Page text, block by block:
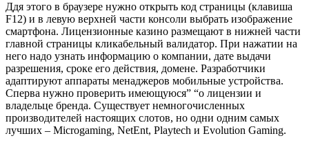
Ддя этого в браузере нужно открыть код страницы (клавиша
F12) и в левую верхней части консоли выбрать изображение
смартфона. Лицензионные казино размещают в нижней части
главной страницы кликабельный валидатор. При нажатии на
него надо узнать информацию о компании, дате выдачи
разрешения, сроке его действия, домене. Разработчики
адаптируют аппараты менаджеров мобильные устройства.
Сперва нужно проверить имеющуюся” “о лицензии и
владельце бренда. Существует немногочисленных
производителей настоящих слотов, но одни одним самых
лучших – Microgaming, NetEnt, Playtech и Evolution Gaming.